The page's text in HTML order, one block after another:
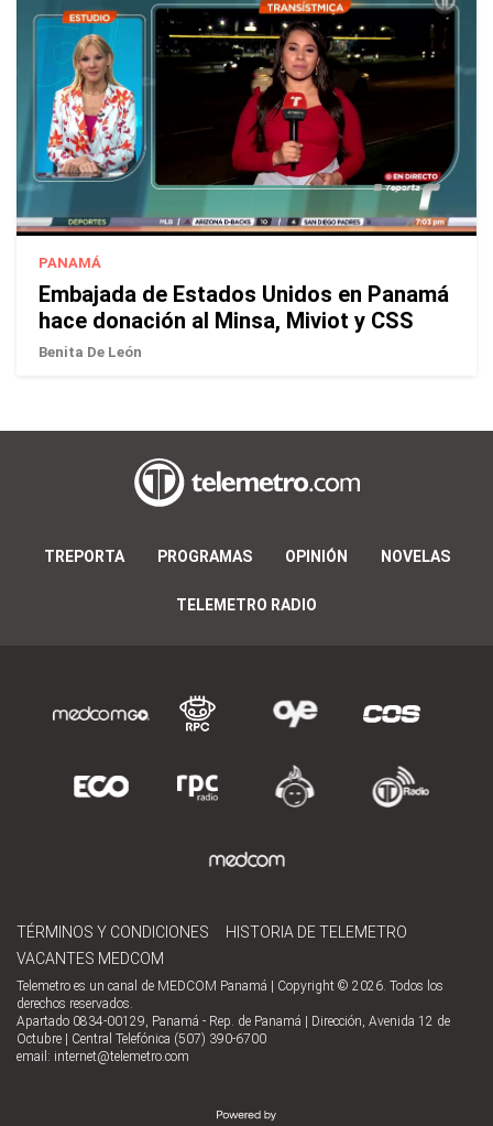
PANAMÁ
Embajada de Estados Unidos en Panamá
hace donación al Minsa, Miviot y CSS
Benita De León
TREPORTA PROGRAMAS OPINIÓN NOVELAS
TELEMETRO RADIO
TÉRMINOS Y CONDICIONES
HISTORIA DE TELEMETRO
VACANTES MEDCOM
Telemetro es un canal de MEDCOM Panamá | Copyright © 2026. Todos los
derechos reservados.
Apartado 0834-00129, Panamá - Rep. de Panamá | Dirección, Avenida 12 de
Octubre | Central Telefónica (507) 390-6700
email: internet@telemetro.com